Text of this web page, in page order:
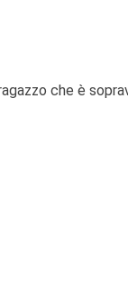
che è